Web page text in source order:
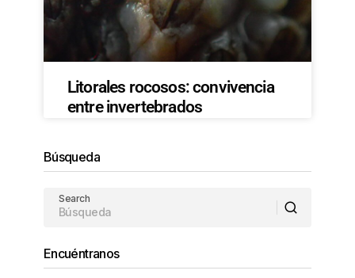
Litorales rocosos: convivencia
entre invertebrados
Búsqueda
Search
Encuéntranos